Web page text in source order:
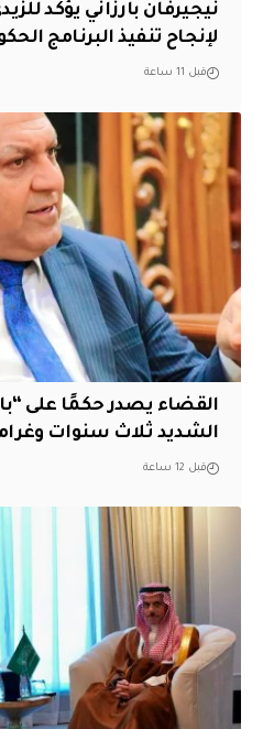
نيجيرفان بارزاني يؤكد
لإنجاح تنفيذ البرنامج
قبل 11 ساعة
القضاء يصدر حكمًا على
الشديد ثلاث سنوات
قبل 12 ساعة